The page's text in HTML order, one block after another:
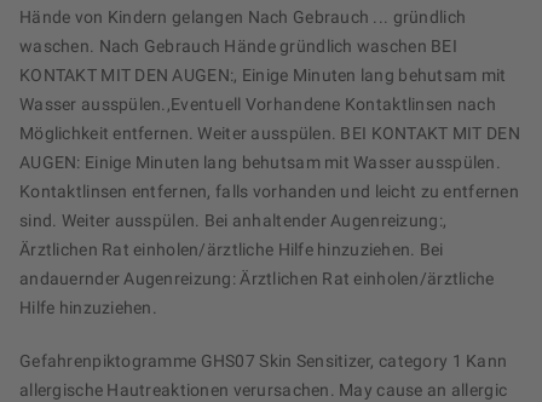
Hände von Kindern gelangen Nach Gebrauch ... gründlich
waschen. Nach Gebrauch Hände gründlich waschen BEI
KONTAKT MIT DEN AUGEN:, Einige Minuten lang behutsam mit
Wasser ausspülen.,Eventuell Vorhandene Kontaktlinsen nach
Möglichkeit entfernen. Weiter ausspülen. BEI KONTAKT MIT DEN
AUGEN: Einige Minuten lang behutsam mit Wasser ausspülen.
Kontaktlinsen entfernen, falls vorhanden und leicht zu entfernen
sind. Weiter ausspülen. Bei anhaltender Augenreizung:,
Ärztlichen Rat einholen/ärztliche Hilfe hinzuziehen. Bei
andauernder Augenreizung: Ärztlichen Rat einholen/ärztliche
Hilfe hinzuziehen.
Gefahrenpiktogramme GHS07 Skin Sensitizer, category 1 Kann
allergische Hautreaktionen verursachen. May cause an allergic